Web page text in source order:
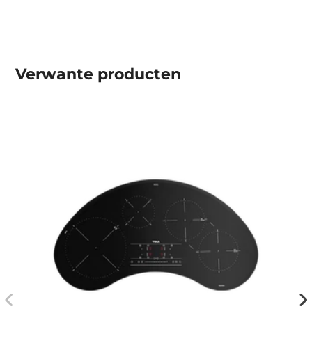
Verwante producten